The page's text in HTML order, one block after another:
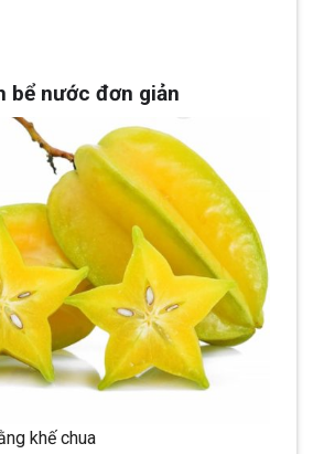
bể nước đơn giản
khế chua